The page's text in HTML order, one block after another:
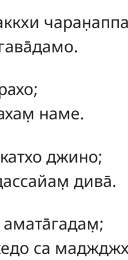
наме.
джино;
дива̄.
са